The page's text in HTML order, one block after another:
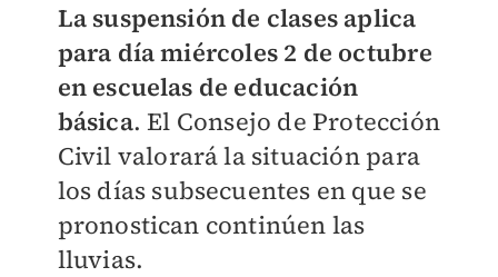
La suspensión de clases aplica
para día miércoles 2 de octubre
en escuelas de educación
básica.El Consejo de Protección
Civil valorará la situación para
los días subsecuentes en que se
pronostican continúen las
lluvias.